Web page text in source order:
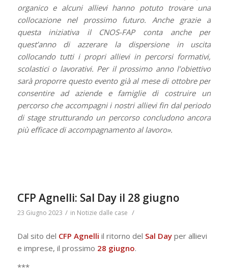
organico e alcuni allievi hanno potuto trovare una
collocazione nel prossimo futuro. Anche grazie a
questa iniziativa il CNOS-FAP conta anche per
quest’anno di azzerare la dispersione in uscita
collocando tutti i propri allievi in percorsi formativi,
scolastici o lavorativi. Per il prossimo anno l’obiettivo
sarà proporre questo evento già al mese di ottobre per
consentire ad aziende e famiglie di costruire un
percorso che accompagni i nostri allievi fin dal periodo
di stage strutturando un percorso concludono ancora
più efficace di accompagnamento al lavoro».
CFP Agnelli: Sal Day il 28 giugno
23 Giugno 2023 / in Notizie dalle case /
Dal sito del CFP Agnelli il ritorno del Sal Dayper allievi
e imprese, il prossimo 28 giugno.
***